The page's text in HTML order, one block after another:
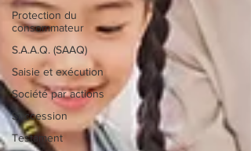
Protection du
consommateur
S.A.A.Q. (SAAQ)
Saisie et exécution
Société par actions
Succession
Testament